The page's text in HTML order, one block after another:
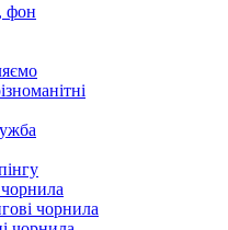
фон
чорнила